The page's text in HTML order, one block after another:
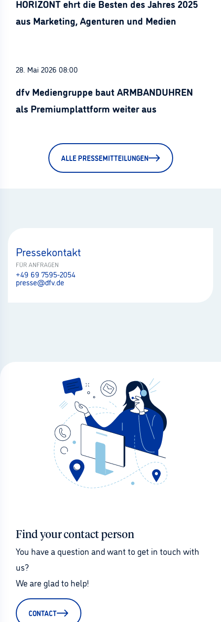
HORIZONT ehrt die Besten des Jahres 2025
aus Marketing, Agenturen und Medien
28. Mai 2026 08:00
dfv Mediengruppe baut ARMBANDUHREN
als Premiumplattform weiter aus
ALLE PRESSEMITTEILUNGEN
Pressekontakt
FÜR ANFRAGEN
+49 69 7595-2054
presse@dfv.de
Find your contact person
You have a question and want to get in touch with
us?
We are glad to help!
CONTACT